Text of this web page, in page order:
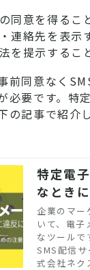
同意を得るこ
連絡先を表示
を提示するこ
前同意なく
必要です。特
の記事で紹介
特定電
なとき
罰則や
注意点
企業のマー
いて、電子
なツールで
スで電子メ
には、特定
SMS配信
式会社ネク